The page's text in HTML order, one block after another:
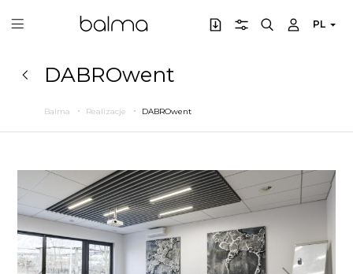
PL
DABROwent
Balma Realizacje DABROwent